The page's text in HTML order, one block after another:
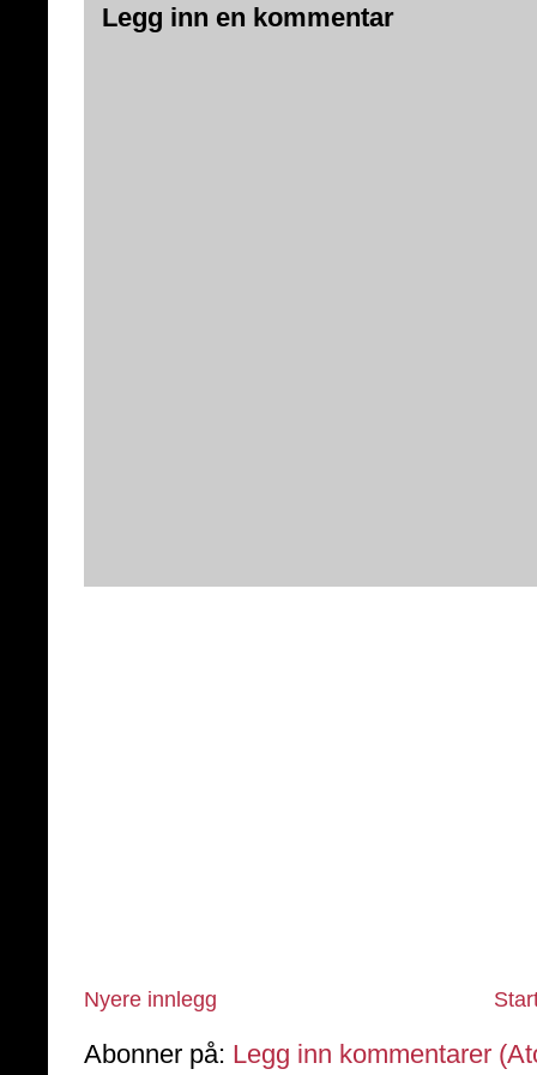
Legg inn en kommentar
Nyere innlegg
Abonner på: Legg inn kommentarer